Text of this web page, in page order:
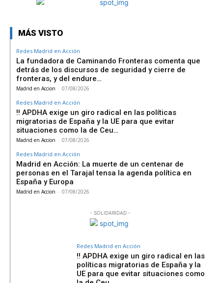
MÁS VISTO
Redes Madrid en Acción
La fundadora de Caminando Fronteras comenta que
detrás de los discursos de seguridad y cierre de
fronteras, y del endure…
Madrid en Accion - 07/08/2026
Redes Madrid en Acción
‼️ APDHA exige un giro radical en las políticas
migratorias de España y la UE para que evitar
situaciones como la de Ceu…
Madrid en Accion - 07/08/2026
Redes Madrid en Acción
Madrid en Acción: La muerte de un centenar de
personas en el Tarajal tensa la agenda política en
España y Europa
Madrid en Accion - 07/08/2026
- SOLIDARIDAD -
Redes Madrid en Acción
‼️ APDHA exige un giro radical en las
políticas migratorias de España y la
UE para que evitar situaciones como